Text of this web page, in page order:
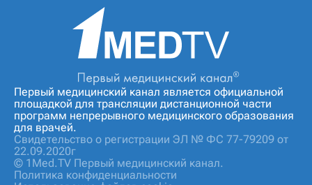
Первый медицинский канал является официальной
площадкой для трансляции дистанционной части
программ непрерывного медицинского образования
для врачей.
Свидетельство о регистрации ЭЛ № ФС 77-79209 от
22.09.2020г
© 1Med.TV Первый медицинский канал.
Политика конфиденциальности